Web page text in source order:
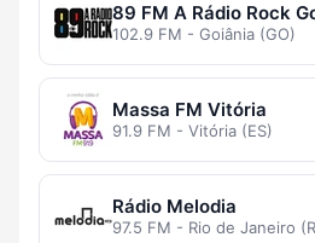
89 FM A Rádio Rock
102.9 FM - Goiânia (GO)
Massa FM Vitória
91.9 FM - Vitória (ES)
Rádio Melodia
97.5 FM - Rio de Janeiro